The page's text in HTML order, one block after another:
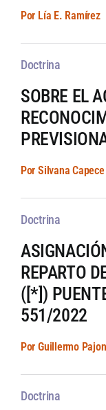
Por Lía E. Ramírez
Doctrina
SOBRE EL
Por Silvana Capece
Doctrina
REPARTO
([*])
551/2022
Por Guillermo
Doctrina